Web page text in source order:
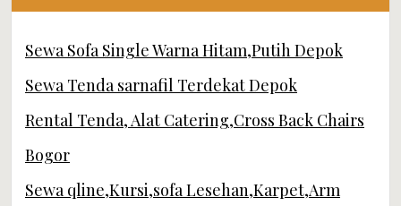
Sewa Sofa Single Warna Hitam,Putih Depok
Sewa Tenda sarnafil Terdekat Depok
Rental Tenda, Alat Catering,Cross Back Chairs
Bogor
Sewa qline,Kursi,sofa Lesehan,Karpet,Arm